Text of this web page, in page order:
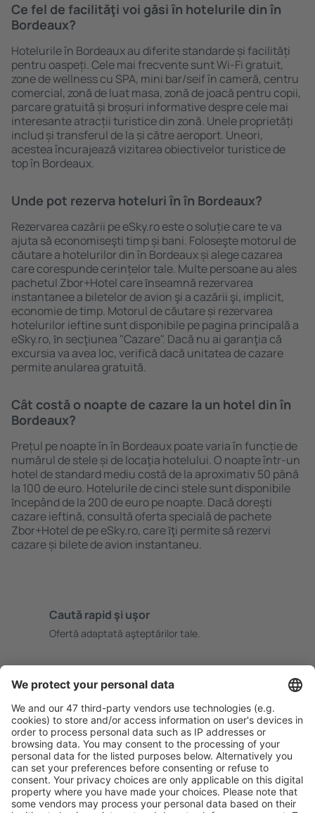
Ce fel de facilităţi voi găsi ȋn hotelurile din în
Bordeaux?
Hotelurile în Bordeaux au diferite standarde și facilități
pentru oaspeți. Cele mai frecvente sunt Wi-Fi gratuit,
zone de wellness cu SPA, mini bar/seif în cameră, centru
comercial, zonă de luat masa, zonă de joacă pentru copii,
parcare gratuită și broșuri informative despre cele mai
interesante atracții turistice din zonă. Unele proprietăți
includ și transferul de la și către aeroport. Uneori,
acestea încurajează vizitarea obiectivelor turistice de
top în Bordeaux.
Unde pot rezerva hoteluri ȋn în Bordeaux?
Rezervarea cazării pe eSky.ro este o soluție care te va
ajuta să economiseşti timp și bani. Foloseşte motorul de
căutare a hotelurilor din în Bordeaux și alege cazarea
care corespunde cerințelor tale. Multe persoane au ales
pachetul Zbor+Hotel care ȋnseamnă rezervarea
instantanee a biletelor de avion şi a cazării şi, implicit,
economie de timp. Motorul de căutare și rezervarea
hotelurilor ieftine sunt disponibile pe pagina principală a
eSky.ro, ȋn secţiunea "Cazare". Dacă nu ai garanţia că
excursia va avea loc, verifică dacă unitatea de cazare
permite anularea gratuită.
Cât costă o noapte de cazare la un hotel din în
Bordeaux?
Prețul pe noapte în în Bordeaux poate varia în funcție de
numărul de stele și de locaţia hotelului. O noapte într-un
hotel de standard mediu costă de la aproximativ 50 până
la 100 de euro. Hotelurile de cinci stele sunt disponibile
ȋncepând de la 200 de euro pe noapte. Dacă doreşti
cazare ieftină, consultă oferta specială de pachete
Zbor+Hotel de pe eSky.ro, care ȋţi permite să rezervi
cazare și bilete de avion instantaneu.
Caută rapid şi uşor
Ofertă adaptată aşteptărilor tale.
Rezervare fără griji cu opțiune gratuită de anulare.
Economiseşte mai mult
Prețuri atractive și oferte speciale pentru utilizatorii
conectați.
Cazarea preferată